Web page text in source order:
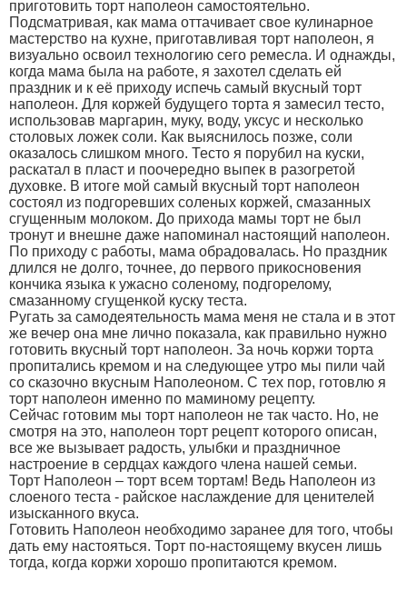
приготовить торт наполеон самостоятельно.
Подсматривая, как мама оттачивает свое кулинарное
мастерство на кухне, приготавливая торт наполеон, я
визуально освоил технологию сего ремесла. И однажды,
когда мама была на работе, я захотел сделать ей
праздник и к её приходу испечь самый вкусный торт
наполеон. Для коржей будущего торта я замесил тесто,
использовав маргарин, муку, воду, уксус и несколько
столовых ложек соли. Как выяснилось позже, соли
оказалось слишком много. Тесто я порубил на куски,
раскатал в пласт и поочередно выпек в разогретой
духовке. В итоге мой самый вкусный торт наполеон
состоял из подгоревших соленых коржей, смазанных
сгущенным молоком. До прихода мамы торт не был
тронут и внешне даже напоминал настоящий наполеон.
По приходу с работы, мама обрадовалась. Но праздник
длился не долго, точнее, до первого прикосновения
кончика языка к ужасно соленому, подгорелому,
смазанному сгущенкой куску теста.
Ругать за самодеятельность мама меня не стала и в этот
же вечер она мне лично показала, как правильно нужно
готовить вкусный торт наполеон. За ночь коржи торта
пропитались кремом и на следующее утро мы пили чай
со сказочно вкусным Наполеоном. С тех пор, готовлю я
торт наполеон именно по маминому рецепту.
Сейчас готовим мы торт наполеон не так часто. Но, не
смотря на это, наполеон торт рецепт которого описан,
все же вызывает радость, улыбки и праздничное
настроение в сердцах каждого члена нашей семьи.
Торт Наполеон – торт всем тортам! Ведь Наполеон из
слоеного теста - райское наслаждение для ценителей
изысканного вкуса.
Готовить Наполеон необходимо заранее для того, чтобы
дать ему настояться. Торт по-настоящему вкусен лишь
тогда, когда коржи хорошо пропитаются кремом.